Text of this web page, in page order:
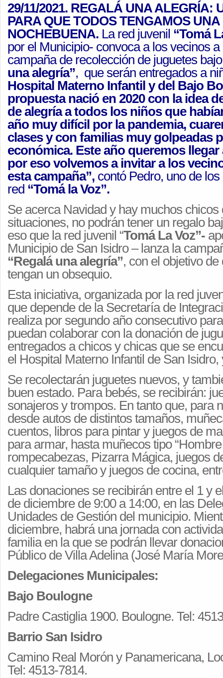
29/11/2021. REGALÁ UNA ALEGRÍA:
PARA QUE TODOS TENGAMOS UNA
NOCHEBUENA. La red juvenil “Tomá
por el Municipio- convoca a los vecinos
campaña de recolección de juguetes
una alegría”, que serán entregados a
Hospital Materno Infantil y del Bajo
propuesta nació en 2020 con la idea
de alegría a todos los niños que
año muy difícil por la pandemia,
clases y con familias muy golpeadas
económica. Este año queremos llegar
por eso volvemos a invitar a los
esta campaña”, contó Pedro, uno de
red “Tomá la Voz”.
Se acerca Navidad y hay muchos chicos
situaciones, no podrán tener un regalo
eso que la red juvenil “Tomá La Voz”-
Municipio de San Isidro – lanza la
“Regalá una alegría”, con el objetivo
tengan un obsequio.
Esta iniciativa, organizada por la red
que depende de la Secretaría de
realiza por segundo año consecutivo
puedan colaborar con la donación de
entregados a chicos y chicas que se
el Hospital Materno Infantil de San
Se recolectarán juguetes nuevos, y
buen estado. Para bebés, se recibirán:
sonajeros y trompos. En tanto que, para
desde autos de distintos tamaños,
cuentos, libros para pintar y juegos de
para armar, hasta muñecos tipo
rompecabezas, Pizarra Mágica, juegos
cualquier tamaño y juegos de cocina,
Las donaciones se recibirán entre el 1 y
de diciembre de 9:00 a 14:00, en las
Unidades de Gestión del municipio.
diciembre, habrá una jornada con
familia en la que se podrán llevar
Público de Villa Adelina (José María
Delegaciones Municipales:
Bajo Boulogne
Padre Castiglia 1900. Boulogne. Tel:
Barrio San Isidro
Camino Real Morón y Panamericana,
Tel: 4513-7814.